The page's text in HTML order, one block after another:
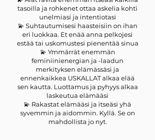
tasoilla ja rohkenet ottaa askelia kohti
unelmiasi ja intentiotasi
💫 Suhtautumisesi haasteisiin on ihan
eri luokkaa. Et enää anna pelkojesi
estää tai uskomustesi pienentää sinua
💫 Ymmärrät enemmän
feminiinienergian ja -laadun
merkityksen elämässäsi ja
ennenkaikkea USKALLAT alkaa elää
sen kautta. Luottamus ja pyhyys alkaa
laskeutua elämääsi
💫 Rakastat elämääsi ja itseäsi yhä
syvemmin ja aidommin. Kyllä. Se on
mahdollista jo nyt.